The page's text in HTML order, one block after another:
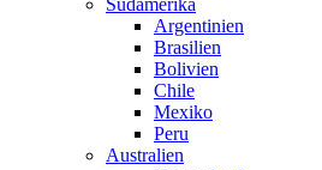
Argentinien
Brasilien
Bolivien
Chile
Mexiko
Peru
Australien